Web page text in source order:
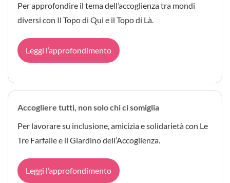
Per approfondire il tema dell’accoglienza tra mondi
diversi con Il Topo di Qui e il Topo di Là.
Leggi l’approfondimento
Accogliere tutti, non solo chi ci somiglia
Per lavorare su inclusione, amicizia e solidarietà con Le
Tre Farfalle e il Giardino dell’Accoglienza.
Leggi l’approfondimento